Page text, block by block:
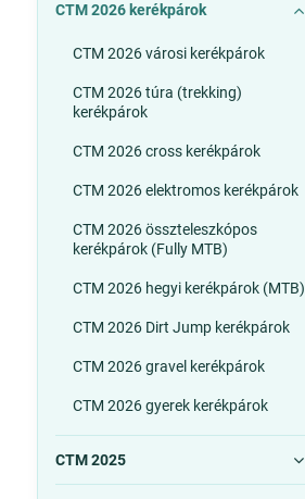
CTM 2026 kerékpárok
CTM 2026 városi kerékpárok
CTM 2026 túra (trekking)
kerékpárok
CTM 2026 cross kerékpárok
CTM 2026 elektromos kerékpárok
CTM 2026 összteleszkópos
kerékpárok (Fully MTB)
CTM 2026 hegyi kerékpárok (MTB)
CTM 2026 Dirt Jump kerékpárok
CTM 2026 gravel kerékpárok
CTM 2026 gyerek kerékpárok
CTM 2025